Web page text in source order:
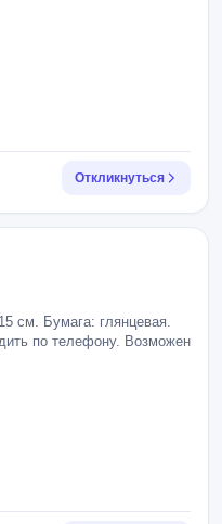
Откликнуться
см. Бумага: глянцевая.
по телефону. Возможен